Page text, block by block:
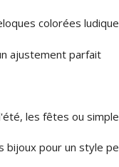
colorées
ajustement parfait
les fêtes ou
bijoux pour un style